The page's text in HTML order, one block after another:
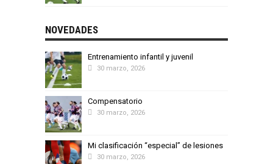
NOVEDADES
Entrenamiento infantil y juvenil
30 marzo, 2026
Compensatorio
30 marzo, 2026
Mi clasificación “especial” de lesiones
30 marzo, 2026